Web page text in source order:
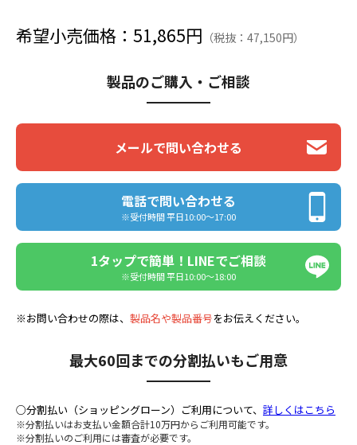
希望小売価格：51,865円 （税抜：47,150円）
製品のご購入・ご相談
メールで問い合わせる
電話で問い合わせる
※受付時間 平日10:00〜17:00
1タップで簡単！LINEでご相談
※受付時間 平日10:00〜18:00
※お問い合わせの際は、 製品名や製品番号をお伝えください。
最大60回までの分割払いもご用意
○分割払い（ショッピングローン）ご利用について、 詳しくはこちら
※分割払いはお支払い金額合計10万円からご利用可能です。
※分割払いのご利用には審査が必要です。